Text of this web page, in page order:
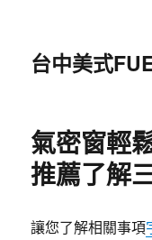
台中美式
氣密窗輕
推薦了解
讓您了解相關事項